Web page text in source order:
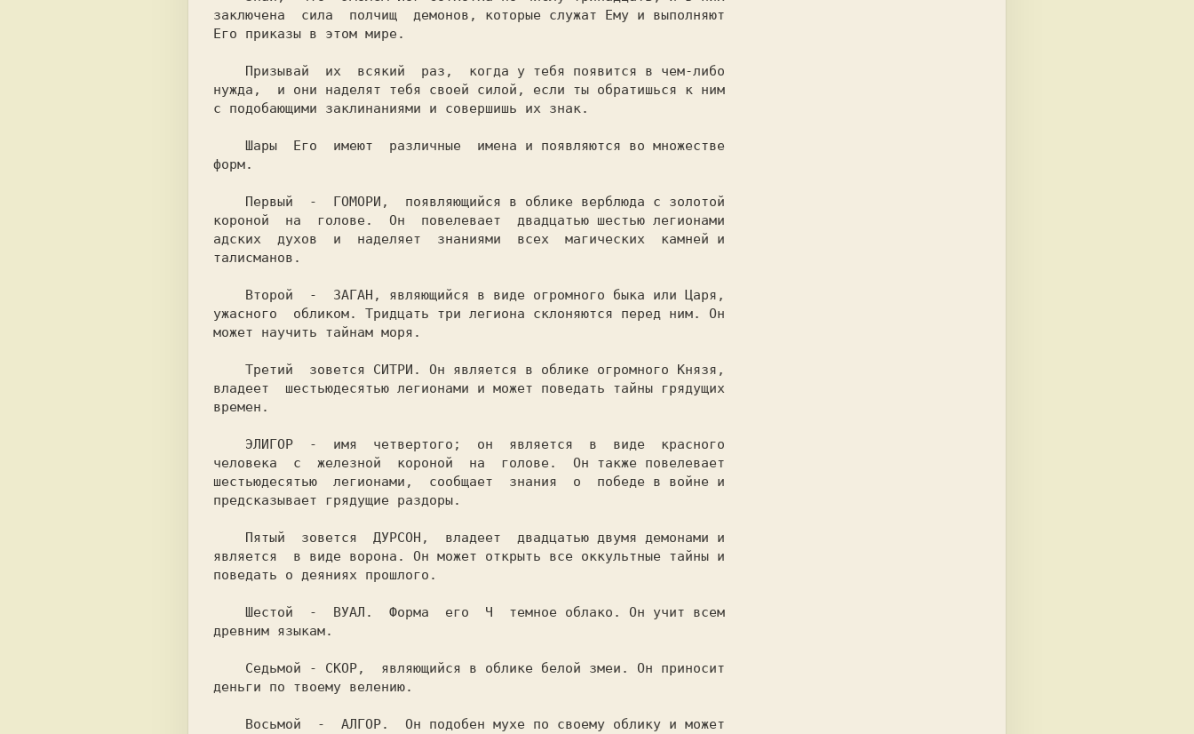
заключена  сила  полчищ  демонов, которые служат Ему и выполняют
Его приказы в этом мире.
нужда,  и они наделят тебя своей силой, если ты обратишься к ним
с подобающими заклинаниями и совершишь их знак.
форм.
короной  на  голове.  Он  повелевает  двадцатью шестью легионами
адских  духов  и  наделяет  знаниями  всех  магических  камней и
талисманов.
ужасного  обликом. Тридцать три легиона склоняются перед ним. Он
может научить тайнам моря.
владеет  шестьюдесятью легионами и может поведать тайны грядущих
времен.
человека  с  железной  короной  на  голове.  Он также повелевает
шестьюдесятью  легионами,  сообщает  знания  о  победе в войне и
предсказывает грядущие раздоры.
является  в виде ворона. Он может открыть все оккультные тайны и
поведать о деяниях прошлого.
древним языкам.
деньги по твоему велению.